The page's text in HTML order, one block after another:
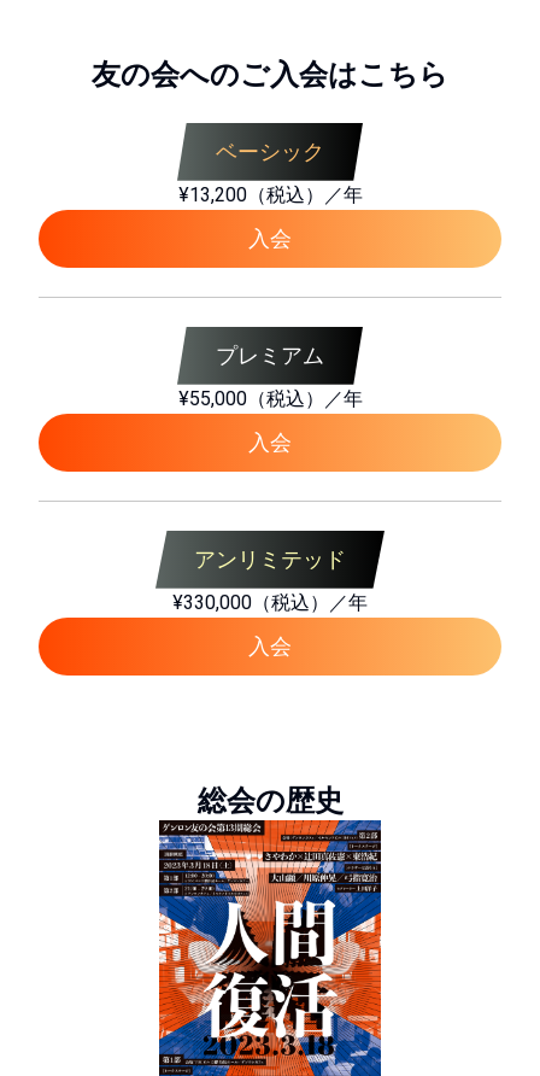
友の会へのご入会はこちら
ベーシック
¥13,200（税込）／年
入会
プレミアム
¥55,000（税込）／年
入会
アンリミテッド
¥330,000（税込）／年
入会
総会の歴史